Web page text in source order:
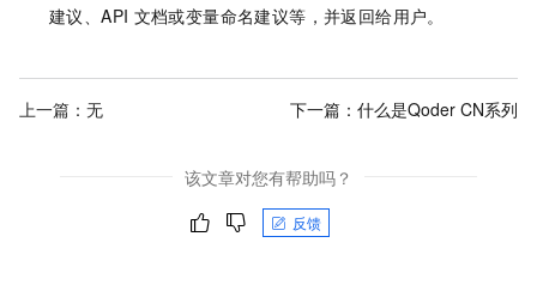
建议、API 文档或变量命名建议等，并返回给用户。
上一篇：无 下一篇： 什么是Qoder CN系列
该文章对您有帮助吗？
反馈